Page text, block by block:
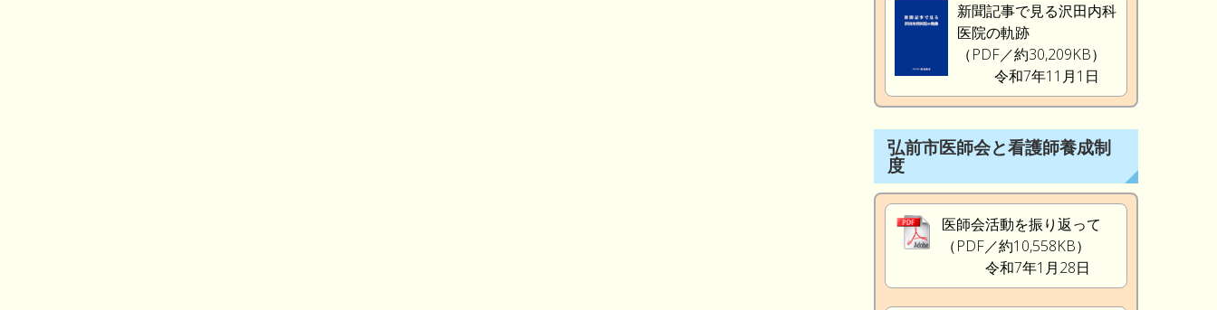
新聞記事で見る沢田内科
医院の軌跡
（PDF／約30,209KB）
令和7年11月1日
弘前市医師会と看護師養成制
度
医師会活動を振り返って
（PDF／約10,558KB）
令和7年1月28日